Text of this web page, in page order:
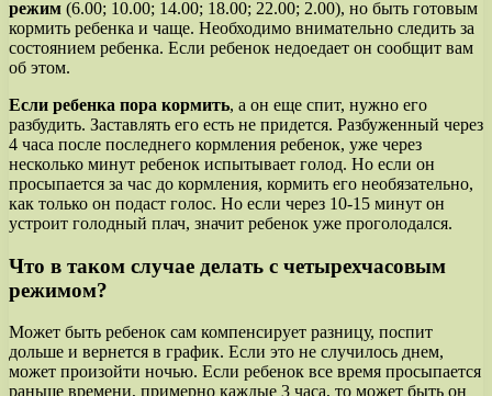
режим (6.00; 10.00; 14.00; 18.00; 22.00; 2.00), но быть готовым
кормить ребенка и чаще. Необходимо внимательно следить за
состоянием ребенка. Если ребенок недоедает он сообщит вам
об этом.
Если ребенка пора кормить, а он еще спит, нужно его
разбудить. Заставлять его есть не придется. Разбуженный через
4 часа после последнего кормления ребенок, уже через
несколько минут ребенок испытывает голод. Но если он
просыпается за час до кормления, кормить его необязательно,
как только он подаст голос. Но если через 10-15 минут он
устроит голодный плач, значит ребенок уже проголодался.
Что в таком случае делать с четырехчасовым
режимом?
Может быть ребенок сам компенсирует разницу, поспит
дольше и вернется в график. Если это не случилось днем,
может произойти ночью. Если ребенок все время просыпается
раньше времени, примерно каждые 3 часа, то может быть он